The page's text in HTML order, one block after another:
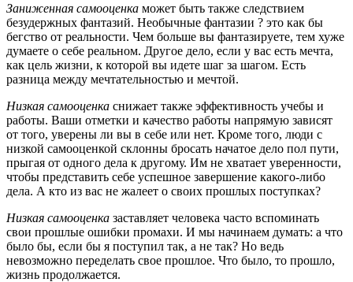
Заниженная самооценка может быть также следствием
безудержных фантазий. Необычные фантазии ? это как бы
бегство от реальности. Чем больше вы фантазируете, тем хуже
думаете о себе реальном. Другое дело, если у вас есть мечта,
как цель жизни, к которой вы идете шаг за шагом. Есть
разница между мечтательностью и мечтой.
Низкая самооценка снижает также эффективность учебы и
работы. Ваши отметки и качество работы напрямую зависят
от того, уверены ли вы в себе или нет. Кроме того, люди с
низкой самооценкой склонны бросать начатое дело пол пути,
прыгая от одного дела к другому. Им не хватает уверенности,
чтобы представить себе успешное завершение какого-либо
дела. А кто из вас не жалеет о своих прошлых поступках?
Низкая самооценка заставляет человека часто вспоминать
свои прошлые ошибки промахи. И мы начинаем думать: а что
было бы, если бы я поступил так, а не так? Но ведь
невозможно переделать свое прошлое. Что было, то прошло,
жизнь продолжается.